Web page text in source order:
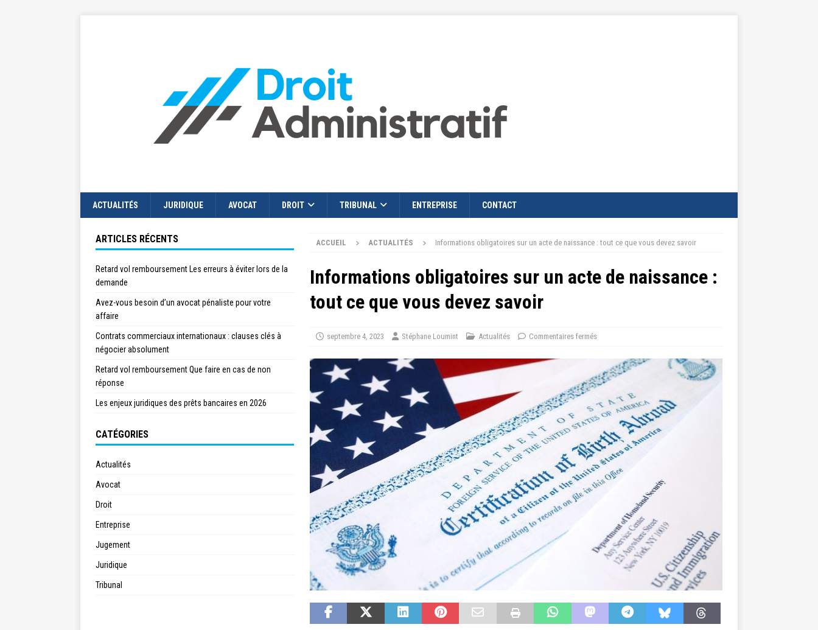
ACTUALITÉS JURIDIQUE AVOCAT DROIT TRIBUNAL ENTREPRISE CONTACT
ACCUEIL ACTUALITÉS Informations obligatoires sur un acte de naissance : tout ce que vous devez savoir
Informations obligatoires sur un acte de naissance :
tout ce que vous devez savoir
septembre 4, 2023 Stéphane Loumint Actualités Commentaires fermés
ARTICLES RÉCENTS
Retard vol remboursement Les erreurs à éviter lors de la
demande
Avez-vous besoin d’un avocat pénaliste pour votre
affaire
Contrats commerciaux internationaux : clauses clés à
négocier absolument
Retard vol remboursement Que faire en cas de non
réponse
Les enjeux juridiques des prêts bancaires en 2026
CATÉGORIES
Actualités
Avocat
Droit
Entreprise
Jugement
Juridique
Tribunal